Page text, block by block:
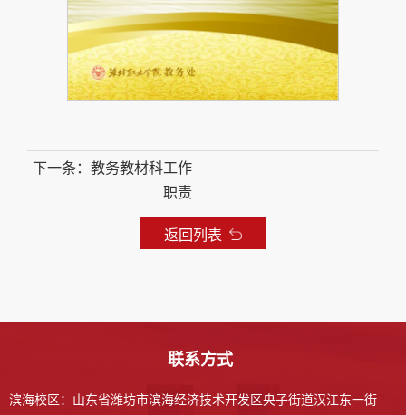
下一条：教务教材科工作
职责
返回列表
联系方式
滨海校区：山东省潍坊市滨海经济技术开发区央子街道汉江东一街